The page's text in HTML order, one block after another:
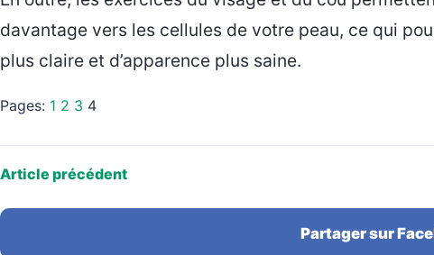
davantage vers les cellules de votre peau, ce qui
plus claire et d’apparence plus saine.
Pages: 1 2 3 4
Article précédent
Partager sur